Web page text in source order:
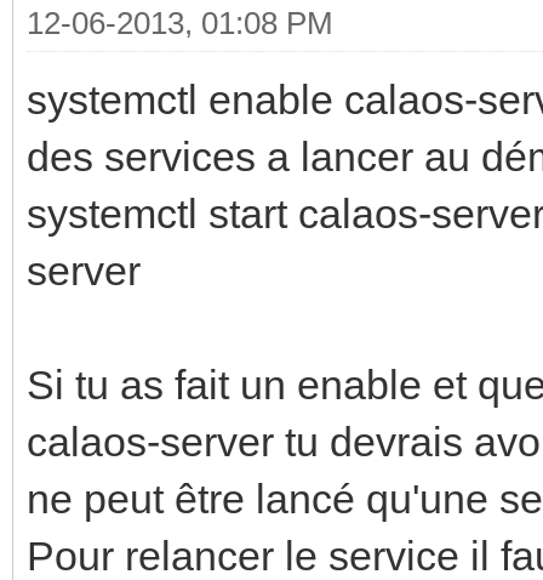
12-06-2013, 01:08 PM
systemctl enable calaos-
des services a lancer au
systemctl start calaos-
server
Si tu as fait un enable et
calaos-server tu devrais
ne peut être lancé qu'une
Pour relancer le service il